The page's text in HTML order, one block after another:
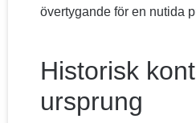
övertygande för en nutida
Historisk
ursprung